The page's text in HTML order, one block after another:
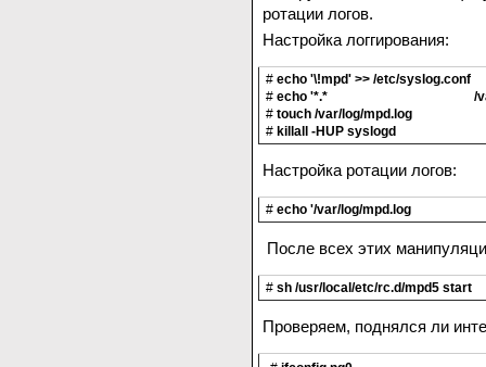
ротации логов.
Настройка логгирования:
# echo '\!mpd' >> /etc/syslog.conf
# echo '*.* /var/log/
# touch /var/log/mpd.log
# killall -HUP syslogd
Настройка ротации логов:
# echo '/var/log/mpd.log 600
После всех этих
# sh /usr/local/etc/rc.d/mpd5 start
Проверяем, поднялся ли